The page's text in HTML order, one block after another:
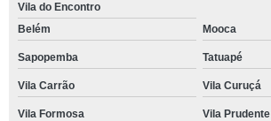
Vila do Encontro
Belém
Mooca
Sapopemba Tatuapé
Vila Carrão Vila Curuçá
Vila Formosa
Vila Prudente